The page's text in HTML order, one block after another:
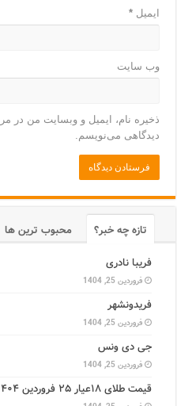
ایمیل*
وب‌ سایت
ذخیره نام، ایمیل و وبسایت من در
دیدگاهی می‌نویسم.
تازه چه خبر؟ محبوب ترین ها
فریبا نادری
فروردین 25, 1404
فریدونشهر
فروردین 25, 1404
جی دی ونس
فروردین 25, 1404
قیمت طلای ۱۸عیار ۲۵ فروردین ۱۴۰۴